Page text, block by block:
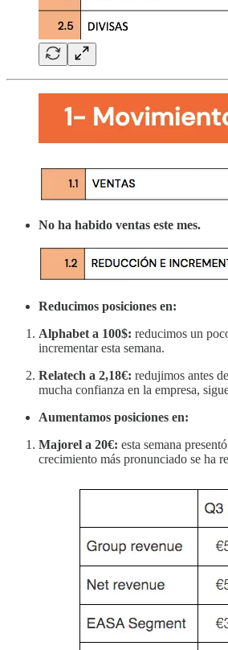
No ha habido ventas este mes.
Reducimos posiciones en:
Alphabet a 100$: reducimos un
incrementar esta semana.
Relatech a 2,18€: redujimos antes
mucha confianza en la empresa,
Aumentamos posiciones en:
Majorel a 20€: esta semana
crecimiento más pronunciado se ha